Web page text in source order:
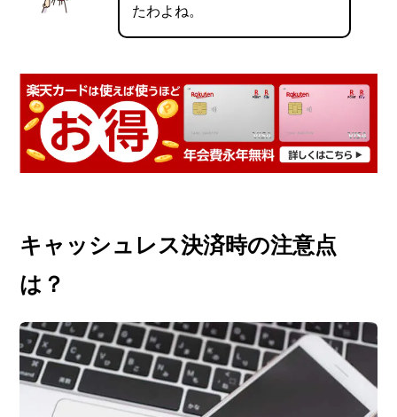
たわよね。
キャッシュレス決済時の注意点
は？